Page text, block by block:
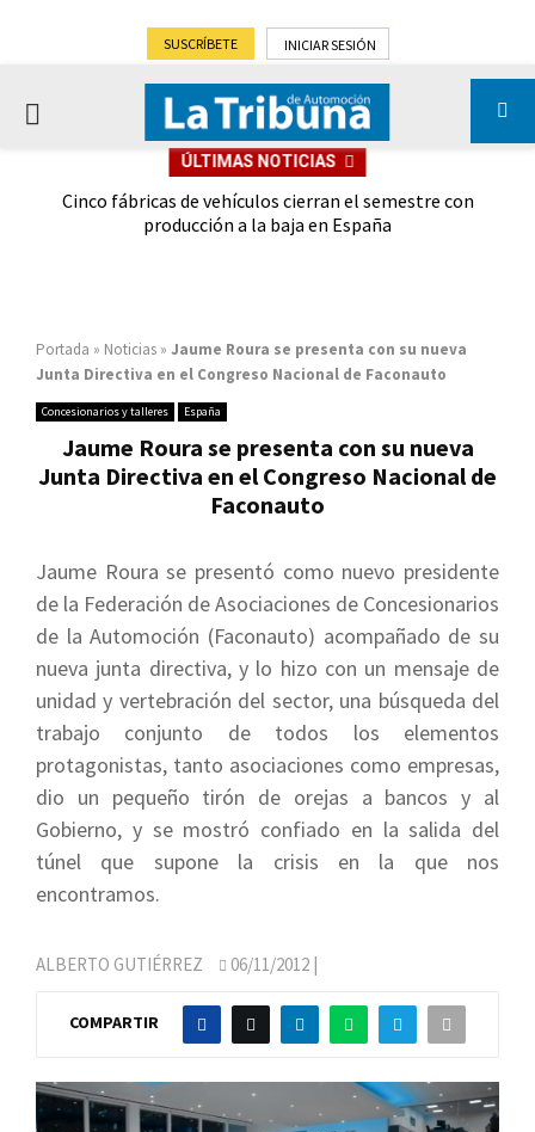
SUSCRÍBETE INICIAR SESIÓN
PRIMARY
ÚLTIMAS NOTICIAS
Cinco fábricas de vehículos cierran el semestre con
producción a la baja en España
Portada » Noticias » Jaume Roura se presenta con su nueva
Junta Directiva en el Congreso Nacional de Faconauto
Concesionarios y talleres España
Jaume Roura se presenta con su nueva
Junta Directiva en el Congreso Nacional de
Faconauto
Jaume Roura se presentó como nuevo presidente
de la Federación de Asociaciones de Concesionarios
de la Automoción (Faconauto) acompañado de su
nueva junta directiva, y lo hizo con un mensaje de
unidad y vertebración del sector, una búsqueda del
trabajo conjunto de todos los elementos
protagonistas, tanto asociaciones como empresas,
dio un pequeño tirón de orejas a bancos y al
Gobierno, y se mostró confiado en la salida del
túnel que supone la crisis en la que nos
encontramos.
ALBERTO GUTIÉRREZ 06/11/2012 |
COMPARTIR